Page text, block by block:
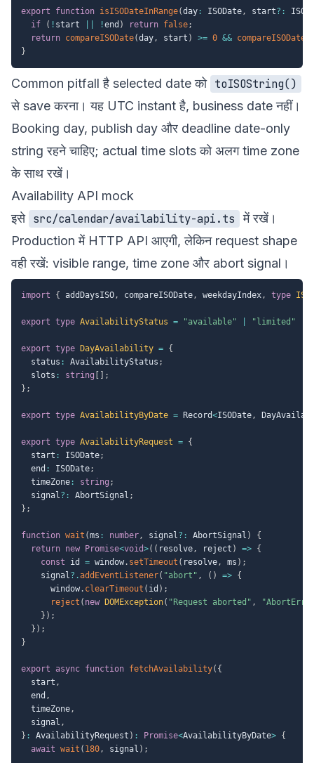
export function isISODateInRange(day : ISODate, start? :
if
( ! start !end ) return false;
return compareISODate(day, start ) >= 0 && compareISODate
}
Common pitfall है selected date को toISOString()
से save करना। यह UTC instant है, business date नहीं।
Booking day, publish day और deadline date-only
string रहने चाहिए; actual time slots को अलग time zone
के साथ रखें।
Availability API mock
इसे src/calendar/availability-api.ts में रखें।
Production में HTTP API आएगी, लेकिन request shape
वही रखें: visible range, time zone और abort signal।
import { addDaysISO, compareISODate, weekdayIndex, type
export type AvailabilityStatus = "available" "limited"
export type DayAvailability = {
  status
: AvailabilityStatus ;
  slots
: string
;
} ;
export type AvailabilityByDate = Record<ISODate,
export type AvailabilityRequest = {
  start
: ISODate;
  end
: ISODate;
  timeZone
: string ;
  signal
? : AbortSignal ;
} ;
function wait (ms : number, signal? : AbortSignal )
{
return new Promise<void>( ( resolve, reject ) => {
const id = window. setTimeout ( resolve, ms ) ;
    signal
?.addEventListener( "abort" , ( ) => {
      window
. clearTimeout ( id ) ;
reject ( new DOMException( "Request aborted" ,
} ) ;
} ) ;
}
export async function fetchAvailability( {
  start
,
  end
,
  timeZone
,
  signal
,
} : AvailabilityRequest ) : Promise<AvailabilityByDate> {
await wait ( 180, signal ) ;